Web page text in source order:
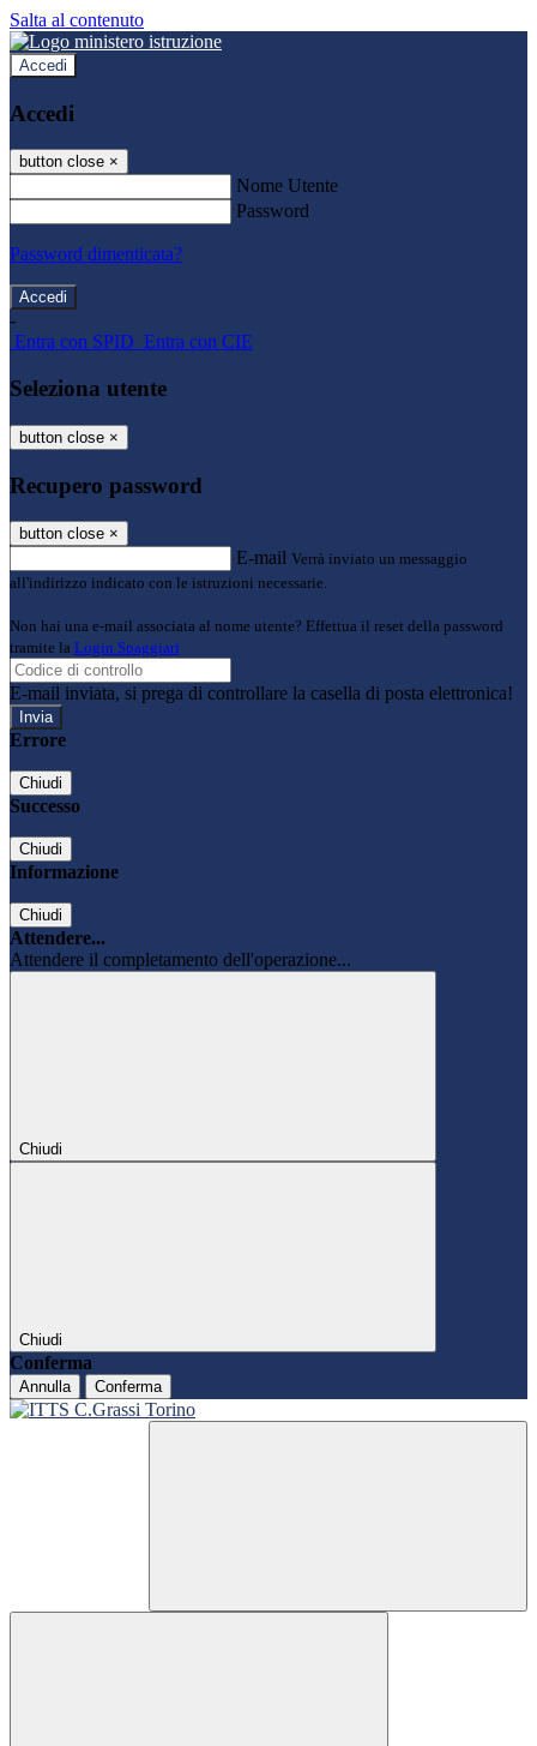
Salta al contenuto
Accedi
Accedi
button close ×
Nome Utente
Password
Password dimenticata?
-
Entra con SPID Entra con CIE
Seleziona utente
button close ×
Recupero password
button close ×
E-mail Verrà inviato un messaggio
all'indirizzo indicato con le istruzioni necessarie.
Non hai una e-mail associata al nome utente? Effettua il reset della password
tramite la Login Spaggiari
E-mail inviata, si prega di controllare la casella di posta elettronica!
Errore
Chiudi
Successo
Chiudi
Informazione
Chiudi
Attendere...
Attendere il completamento dell'operazione...
Chiudi
Chiudi
Conferma
Annulla Conferma